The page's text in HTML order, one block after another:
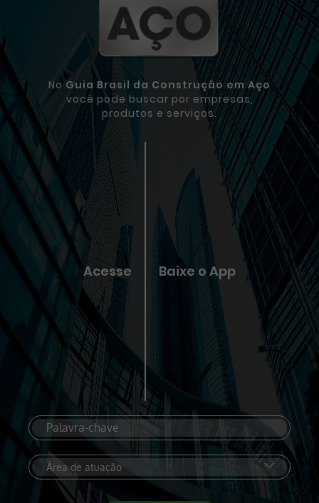
Acesse Baixe o App
No Guia Brasil da Construção em Aço
você pode buscar por empresas,
produtos e serviços.